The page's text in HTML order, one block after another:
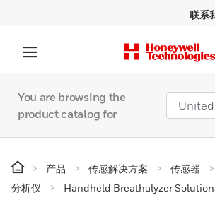
联系
You are browsing the
product catalog for
产品 传感解决方案 传感器
分析仪
Handheld Breathalyzer